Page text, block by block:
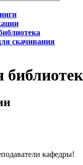
скачивания
кафедры!